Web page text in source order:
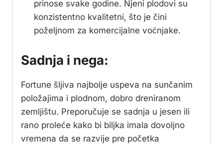
prinose svake godine. Njeni plodovi su
konzistentno kvalitetni, što je čini
poželjnom za komercijalne voćnjake.
Sadnja i nega:
Fortune šljiva najbolje uspeva na sunčanim
položajima i plodnom, dobro dreniranom
zemljištu. Preporučuje se sadnja u jesen ili
rano proleće kako bi biljka imala dovoljno
vremena da se razvije pre početka